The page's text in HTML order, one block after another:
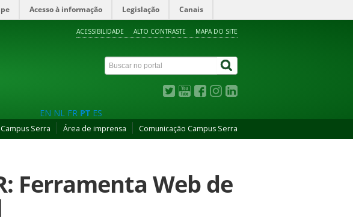
Acesso à informação Legislação Canais
ACESSIBILIDADE ALTO CONTRASTE MAPA DO SITE
EN NL FR PT ES
Serra Área de imprensa Comunicação Campus Serra
Ferramenta Web de